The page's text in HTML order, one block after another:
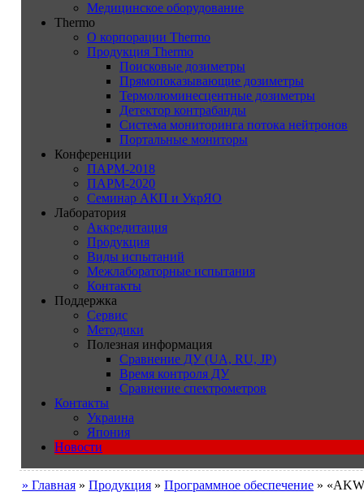
Медицинское оборудование
Thermo
О корпорации Thermo
Продукция Thermo
Поисковые дозиметры
Прямопоказывающие дозиметры
Термолюминесцентные дозиметры
Детектор контрабанды
Система мониторинга потока нейтронов
Портальные мониторы
Конференции
ПАРМ-2018
ПАРМ-2020
Семинар АКП и УкрЯО
Лаборатория
Аккредитация
Продукция
Виды испытаний
Межлабораторные испытания
Контакты
Поддержка
Сервис
Методики
Полезная информация
Сравнение ДУ (UA, RU, JP)
Время контроля ДУ
Сравнение спектрометров
Контакты
Украина
Япония
Новости
» Главная » Продукция » Программное обеспечение »